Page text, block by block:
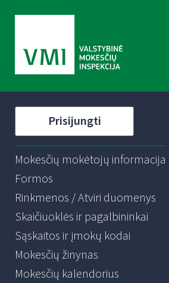
Prisijungti
Mokesčių mokėtojų informacija
Formos
Rinkmenos / Atviri duomenys
Skaičiuoklės ir pagalbininkai
Sąskaitos ir įmokų kodai
Mokesčių žinynas
Mokesčių kalendorius